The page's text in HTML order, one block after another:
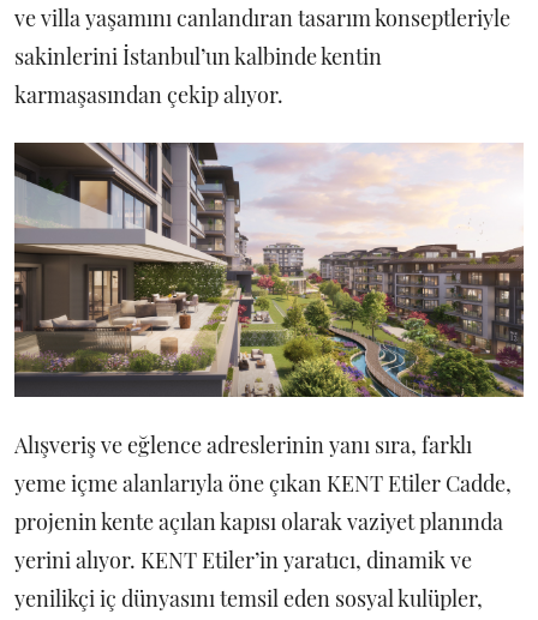
ve villa yaşamını canlandıran tasarım konseptleriyle
sakinlerini İstanbul’un kalbinde kentin
karmaşasından çekip alıyor.
Alışveriş ve eğlence adreslerinin yanı sıra, farklı
yeme içme alanlarıyla öne çıkan KENT Etiler Cadde,
projenin kente açılan kapısı olarak vaziyet planında
yerini alıyor. KENT Etiler’in yaratıcı, dinamik ve
yenilikçi iç dünyasını temsil eden sosyal kulüpler,